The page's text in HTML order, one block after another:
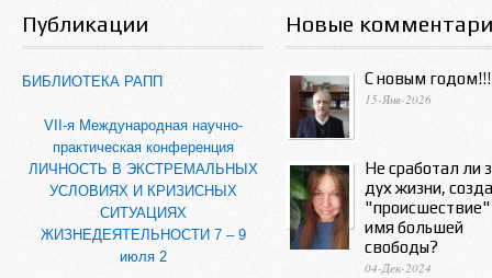
Публикации
БИБЛИОТЕКА РАПП
VII-я Международная научно-
практическая конференция
ЛИЧНОСТЬ В ЭКСТРЕМАЛЬНЫХ
УСЛОВИЯХ И КРИЗИСНЫХ
СИТУАЦИЯХ
ЖИЗНЕДЕЯТЕЛЬНОСТИ 7 – 9
июля 2
Новые
С новым годом!!!
15-Янв-2026
Не сработал ли
дух жизни,
"происшествие"
имя большей
свободы?
04-Дек-2024